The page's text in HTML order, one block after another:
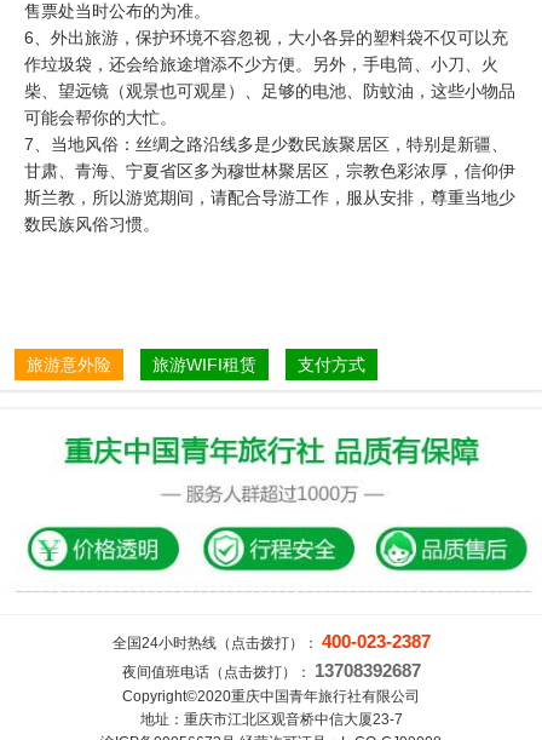
售票处当时公布的为准。
6、外出旅游，保护环境不容忽视，大小各异的塑料袋不仅可以充
作垃圾袋，还会给旅途增添不少方便。另外，手电筒、小刀、火
柴、望远镜（观景也可观星）、足够的电池、防蚊油，这些小物品
可能会帮你的大忙。
7、当地风俗：丝绸之路沿线多是少数民族聚居区，特别是新疆、
甘肃、青海、宁夏省区多为穆世林聚居区，宗教色彩浓厚，信仰伊
斯兰教，所以游览期间，请配合导游工作，服从安排，尊重当地少
数民族风俗习惯。
旅游意外险 旅游WIFI租赁 支付方式
全国24小时热线（点击拨打）： 400-023-2387
夜间值班电话（点击拨打）： 13708392687
Copyright©2020重庆中国青年旅行社有限公司
地址：重庆市江北区观音桥中信大厦23-7